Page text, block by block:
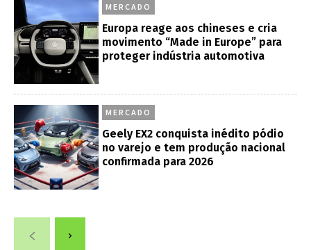
MERCADO
Europa reage aos chineses e cria
movimento “Made in Europe” para
proteger indústria automotiva
MERCADO
Geely EX2 conquista inédito pódio
no varejo e tem produção nacional
confirmada para 2026